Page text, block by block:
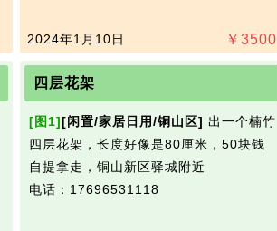
￥ 3500
2024年1月10日
四层花架
[图1][闲置/家居日用/铜山区] 出一个楠竹
四层花架，长度好像是80厘米，50块钱
自提拿走，铜山新区驿城附近
电话：17696531118